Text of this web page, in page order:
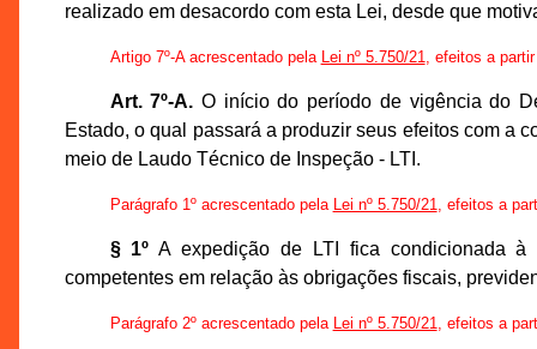
realizado em desacordo com esta Lei, desde que
Artigo 7º-A acrescentado pela Lei nº 5.750/21, efeitos a
Art. 7º-A. O início do período de vigência do
Estado, o qual passará a produzir seus efeitos com a
meio de Laudo Técnico de Inspeção - LTI.
Parágrafo 1º acrescentado pela Lei nº 5.750/21, efeitos a
§ 1º A expedição de LTI fica condicionada à
competentes em relação às obrigações fiscais,
Parágrafo 2º acrescentado pela Lei nº 5.750/21, efeitos a